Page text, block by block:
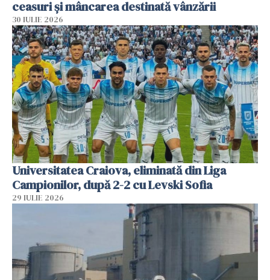
ceasuri și mâncarea destinată vânzării
30 IULIE 2026
Universitatea Craiova, eliminată din Liga
Campionilor, după 2-2 cu Levski Sofia
29 IULIE 2026